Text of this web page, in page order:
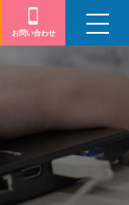
お問い合わせ
toggle